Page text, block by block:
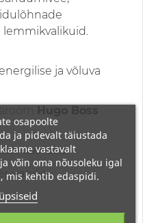
lemmikvalikuid.
ja võluva
vanilje
osapoolte
ja pidevalt täiustada
vastavalt
võin oma nõusoleku igal
mis kehtib edaspidi.